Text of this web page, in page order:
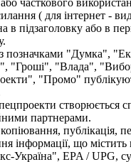
часткового
( для інтернет -
в підзаголовку або в
позначками "Думка",
"Гроші", "Влада",
"Промо"
створюється
партнерами.
публікація,
інформації, що містить
Україна", EPA / UPG,